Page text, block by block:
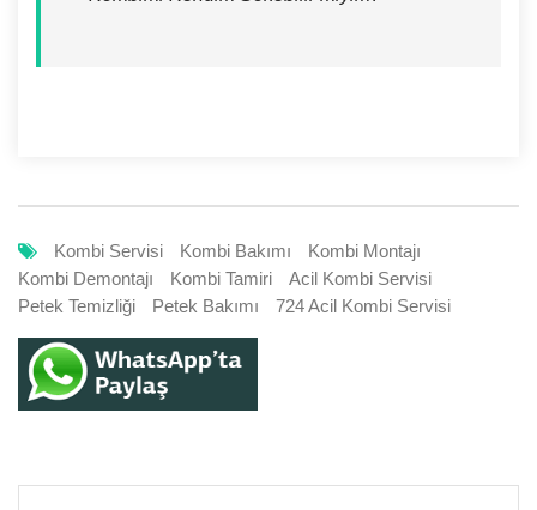
Kombi Servisi Kombi Bakımı
Kombi Montajı
Kombi Demontajı
Kombi Tamiri
Acil Kombi Servisi
Petek Temizliği
Petek Bakımı 724 Acil Kombi Servisi